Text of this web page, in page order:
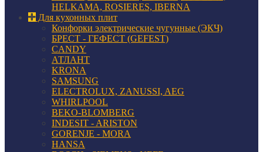
HELKAMA, ROSIERES, IBERNA
Для кухонных плит
Конфорки электрические чугунные (ЭКЧ)
БРЕСТ - ГЕФЕСТ (GEFEST)
CANDY
АТЛАНТ
KRONA
SAMSUNG
ELECTROLUX, ZANUSSI, AEG
WHIRLPOOL
BEKO-BLOMBERG
INDESIT - ARISTON
GORENJE - MORA
HANSA